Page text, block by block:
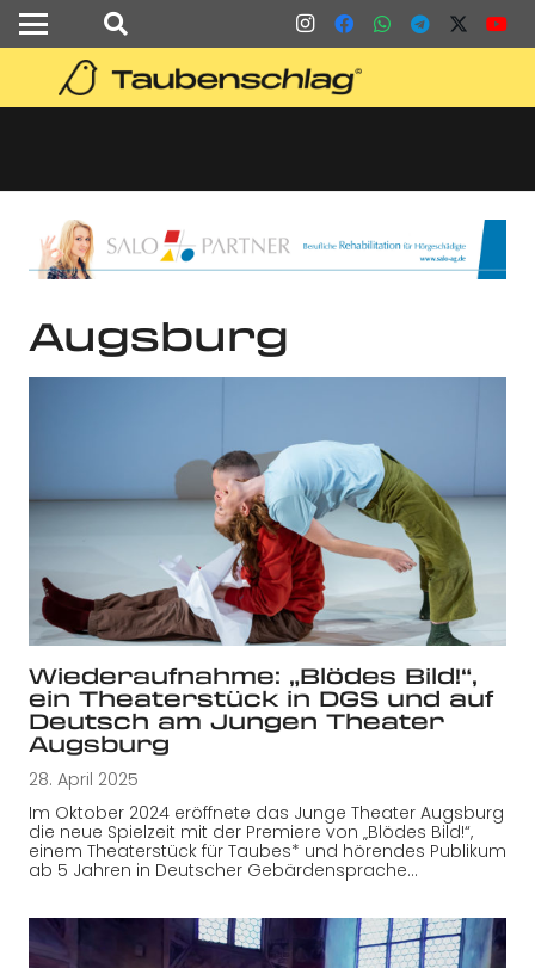
Augsburg
Wiederaufnahme: „Blödes Bild!“,
ein Theaterstück in DGS und auf
Deutsch am Jungen Theater
Augsburg
28. April 2025
Im Oktober 2024 eröffnete das Junge Theater Augsburg
die neue Spielzeit mit der Premiere von „Blödes Bild!“,
einem Theaterstück für Taubes* und hörendes Publikum
ab 5 Jahren in Deutscher Gebärdensprache…